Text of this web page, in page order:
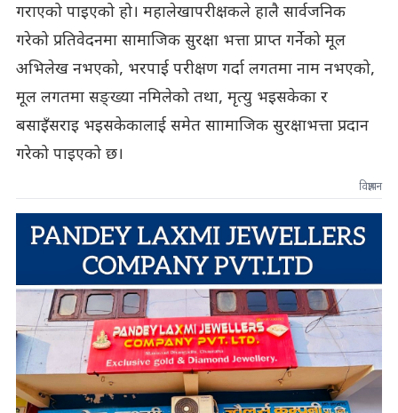
गराएको पाइएको हो। महालेखापरीक्षकले हालै सार्वजनिक
गरेको प्रतिवेदनमा सामाजिक सुरक्षा भत्ता प्राप्त गर्नेको मूल
अभिलेख नभएको, भरपाई परीक्षण गर्दा लगतमा नाम नभएको,
मूल लगतमा सङ्ख्या नमिलेको तथा, मृत्यु भइसकेका र
बसाइँसराइ भइसकेकालाई समेत साामाजिक सुरक्षाभत्ता प्रदान
गरेको पाइएको छ।
विज्ञापन